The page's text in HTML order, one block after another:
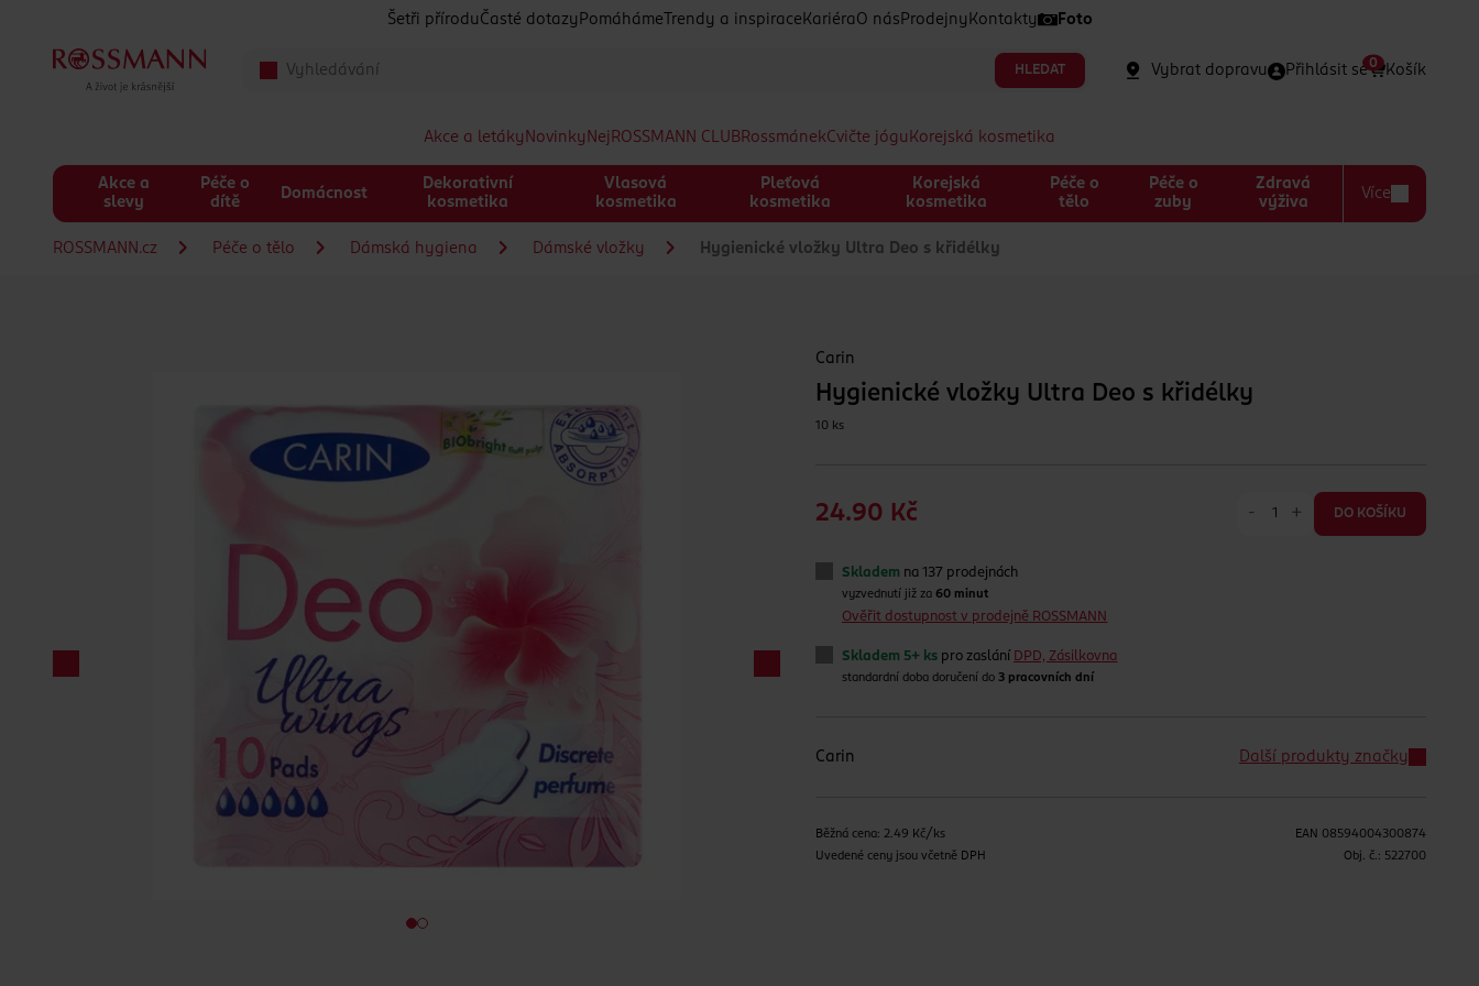
Šetři přírodu Časté dotazy Pomáháme Trendy a inspirace Kariéra O nás Prodejny Kontakty Foto
HLEDAT Vybrat dopravu Přihlásit se Košík
0
Akce a letáky Novinky Nej ROSSMANN CLUBRossmánekCvičte jógu Korejská kosmetika
Akce a
slevy
Péče o
dítě
Domácnost
Dekorativní
kosmetika
Vlasová
kosmetika
Pleťová
kosmetika
Korejská
kosmetika
Péče o
tělo
Péče o
zuby
Zdravá
výživa
Více
ROSSMANN.cz Péče o tělo Dámská hygiena Dámské vložky Hygienické vložky Ultra Deo s křidélky
Carin
Hygienické vložky Ultra Deo s křidélky
10 ks
24.90 Kč - + DO KOŠÍKU
Skladem na 137 prodejnách
vyzvednutí již za60 minut
Ověřit dostupnost v prodejně ROSSMANN
Skladem 5+ ks pro zaslání DPD, Zásilkovna
standardní doba doručení do 3 pracovních dní
Carin Další produkty značky
Běžná cena: 2.49 Kč/ks
Uvedené ceny jsou včetně DPH
EAN 08594004300874
Obj. č.: 522700